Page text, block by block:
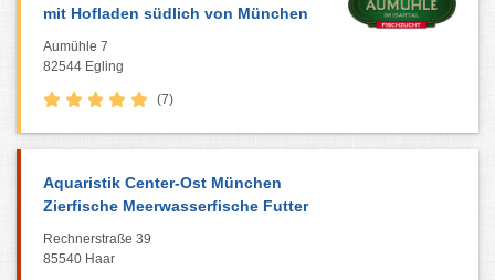
mit Hofladen südlich von München
Aumühle 7
82544 Egling
(7)
Aquaristik Center-Ost München
Zierfische Meerwasserfische Futter
Rechnerstraße 39
85540 Haar